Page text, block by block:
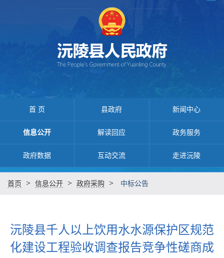
首 页 县政府 新闻中心
信息公开 解读回应 政务服务
政府数据 互动交流 走进沅陵
首页 > 信息公开 > 政府采购 > 中标公告
沅陵县千人以上饮用水水源保护区规范
化建设工程验收调查报告竞争性磋商成